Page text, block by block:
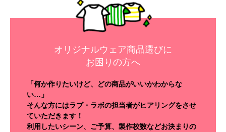
オリジナルウェア商品選びに
お困りの方へ
「何か作りたいけど、どの商品がいいかわからな
い…」
そんな方にはラブ・ラボの担当者がヒアリングをさせ
ていただきます！
利用したいシーン、ご予算、製作枚数などお決まりの